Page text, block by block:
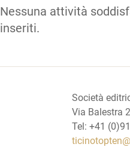
Nessuna attività
inseriti.
Società
Via Balestra
Tel: +41